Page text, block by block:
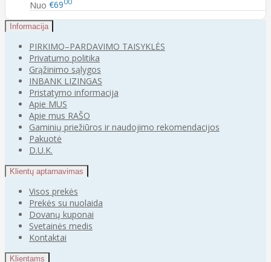
Nuo €6900
Informacija
PIRKIMO–PARDAVIMO TAISYKLĖS
Privatumo politika
Grąžinimo sąlygos
INBANK LIZINGAS
Pristatymo informacija
Apie MUS
Apie mus RAŠO
Gaminių priežiūros ir naudojimo rekomendacijos
Pakuotė
D.U.K.
Klientų aptarnavimas
Visos prekės
Prekės su nuolaida
Dovanų kuponai
Svetainės medis
Kontaktai
Klientams